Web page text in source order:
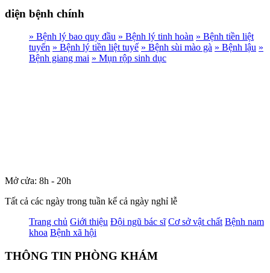
diện bệnh chính
» Bệnh lý bao quy đầu » Bệnh lý tinh hoàn » Bệnh tiền liệt
tuyến » Bệnh lý tiền liệt tuyế » Bệnh sùi mào gà » Bệnh lậu »
Bệnh giang mai » Mụn rộp sinh dục
Mở cửa: 8h - 20h
Tất cả các ngày trong tuần kể cả ngày nghỉ lễ
Trang chủ Giới thiệu Đội ngũ bác sĩ Cơ sở vật chất Bệnh nam
khoa Bệnh xã hội
THÔNG TIN PHÒNG KHÁM